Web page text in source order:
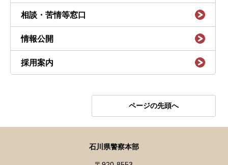
相談・苦情等窓口
情報公開
採用案内
ページの先頭へ
石川県警察本部